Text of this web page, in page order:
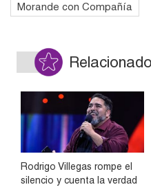
Morande con Compañía
Rodrigo Villegas rompe el
silencio y cuenta la verdad